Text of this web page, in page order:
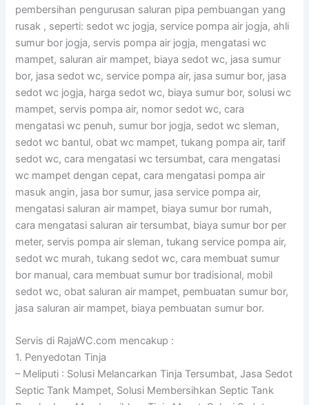
pembersihan pengurusan saluran pipa pembuangan yang
rusak , seperti: sedot wc jogja, service pompa air jogja, ahli
sumur bor jogja, servis pompa air jogja, mengatasi wc
mampet, saluran air mampet, biaya sedot wc, jasa sumur
bor, jasa sedot wc, service pompa air, jasa sumur bor, jasa
sedot wc jogja, harga sedot wc, biaya sumur bor, solusi wc
mampet, servis pompa air, nomor sedot wc, cara
mengatasi wc penuh, sumur bor jogja, sedot wc sleman,
sedot wc bantul, obat wc mampet, tukang pompa air, tarif
sedot wc, cara mengatasi wc tersumbat, cara mengatasi
wc mampet dengan cepat, cara mengatasi pompa air
masuk angin, jasa bor sumur, jasa service pompa air,
mengatasi saluran air mampet, biaya sumur bor rumah,
cara mengatasi saluran air tersumbat, biaya sumur bor per
meter, servis pompa air sleman, tukang service pompa air,
sedot wc murah, tukang sedot wc, cara membuat sumur
bor manual, cara membuat sumur bor tradisional, mobil
sedot wc, obat saluran air mampet, pembuatan sumur bor,
jasa saluran air mampet, biaya pembuatan sumur bor.
Servis di RajaWC.com mencakup :
1. Penyedotan Tinja
– Meliputi : Solusi Melancarkan Tinja Tersumbat, Jasa Sedot
Septic Tank Mampet, Solusi Membersihkan Septic Tank